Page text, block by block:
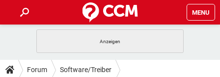
MENU
ANDROID IOS
TIPPS & TRICKS
Forum Software/Treiber